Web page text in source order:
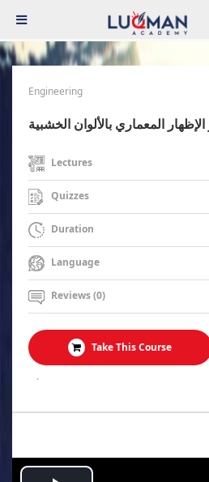
Engineering
المعماري بالألوان الخشبية
Lectures
Quizzes
Duration
Language
Reviews (0)
Take This Course
.